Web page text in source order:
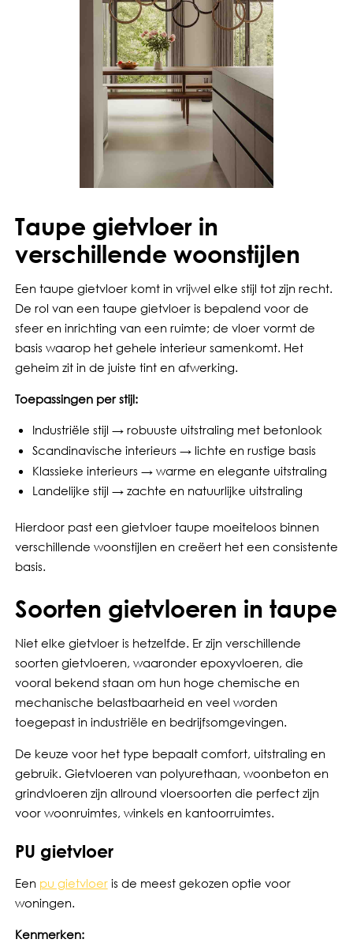
Taupe gietvloer in
verschillende woonstijlen
Een taupe gietvloer komt in vrijwel elke stijl tot zijn recht.
De rol van een taupe gietvloer is bepalend voor de
sfeer en inrichting van een ruimte; de vloer vormt de
basis waarop het gehele interieur samenkomt. Het
geheim zit in de juiste tint en afwerking.
Toepassingen per stijl:
Industriële stijl → robuuste uitstraling met betonlook
Scandinavische interieurs → lichte en rustige basis
Klassieke interieurs → warme en elegante uitstraling
Landelijke stijl → zachte en natuurlijke uitstraling
Hierdoor past een gietvloer taupe moeiteloos binnen
verschillende woonstijlen en creëert het een consistente
basis.
Soorten gietvloeren in taupe
Niet elke gietvloer is hetzelfde. Er zijn verschillende
soorten gietvloeren, waaronder epoxyvloeren, die
vooral bekend staan om hun hoge chemische en
mechanische belastbaarheid en veel worden
toegepast in industriële en bedrijfsomgevingen.
De keuze voor het type bepaalt comfort, uitstraling en
gebruik. Gietvloeren van polyurethaan, woonbeton en
grindvloeren zijn allround vloersoorten die perfect zijn
voor woonruimtes, winkels en kantoorruimtes.
PU gietvloer
Een pu gietvloeris de meest gekozen optie voor
woningen.
Kenmerken: